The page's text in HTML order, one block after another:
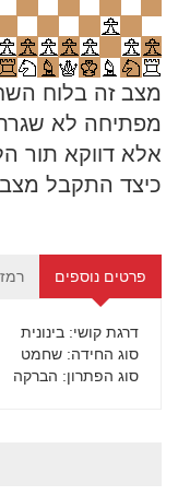
מצב זה בלוח
מפתיחה לא
אלא דווקא תור
כיצד התקבל
פרטים נוספים רמז
דרגת קושי: בינונית
סוג החידה: שחמט
סוג הפתרון: הברקה